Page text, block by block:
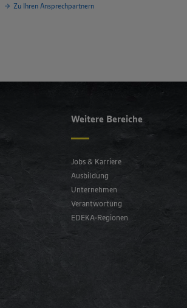
Zu Ihren Ansprechpartnern
Weitere Bereiche
Jobs & Karriere
Ausbildung
Unternehmen
Verantwortung
EDEKA-Regionen